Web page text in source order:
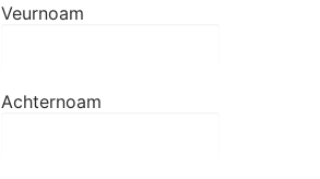
Veurnoam
Achternoam